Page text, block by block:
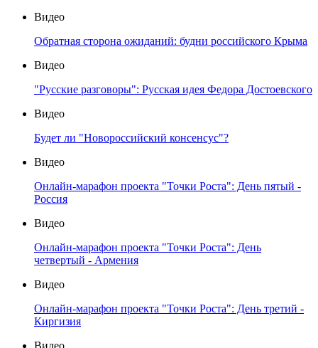
Видео
Обратная сторона ожиданий: будни российского Крыма
Видео
"Русские разговоры": Русская идея Федора Достоевского
Видео
Будет ли "Новороссийский консенсус"?
Видео
Онлайн-марафон проекта "Точки Роста": День пятый -
Россия
Видео
Онлайн-марафон проекта "Точки Роста": День
четвертый - Армения
Видео
Онлайн-марафон проекта "Точки Роста": День третий -
Киргизия